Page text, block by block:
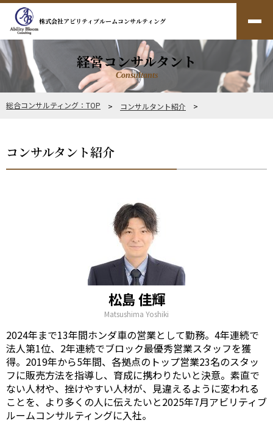
株式会社アビリティブルームコンサルティング
経営コンサルタント
Consultants
総合コンサルティング：TOP > コンサルタント紹介 >
コンサルタント紹介
松島 佳輝
Matsushima Yoshiki
2024年まで13年間ホンダ車の営業として勤務。4年連続で
法人第1位、2年連続でブロック最優秀営業スタッフを獲
得。2019年から5年間、各拠点のトップ営業23名のスタッ
フに販売方法を指導し、育成に携わりたいと決意。素直で
ない人材や、挫けやすい人材が、見違えるように変われる
ことを、より多くの人に伝えたいと2025年7月アビリティブ
ルームコンサルティングに入社。